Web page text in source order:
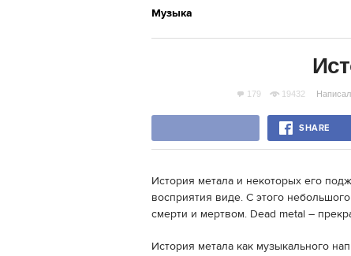
Музыка
179 19432 Написал
SHARE
История метала и некоторых его
восприятия виде. С этого
смерти и мертвом. Dead metal –
История метала как музыкального